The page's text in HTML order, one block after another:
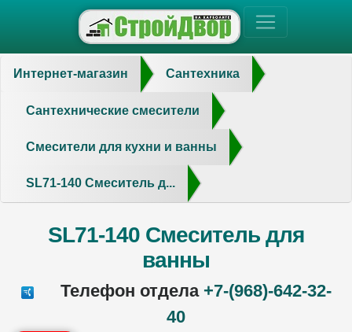
Интернет-магазин Сантехника
Сантехнические смесители
Смесители для кухни и ванны
SL71-140 Смеситель д...
SL71-140 Смеситель для
ванны
Телефон отдела +7-(968)-642-32-
40